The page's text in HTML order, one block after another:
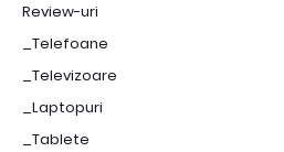
Review-uri
_Telefoane
_Televizoare
_Laptopuri
_Tablete